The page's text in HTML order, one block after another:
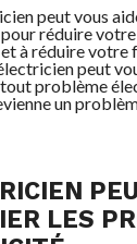
peut vous
réduire
et à réduire votre
peut
problème
un
LES